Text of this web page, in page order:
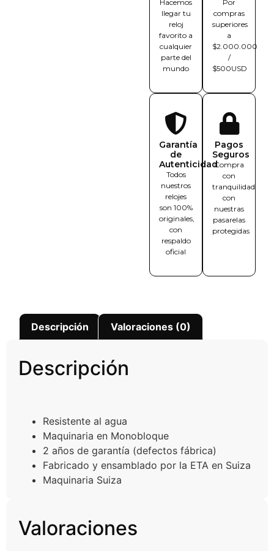
Hacemos
llegar tu
reloj
favorito a
cualquier
parte del
mundo
Por
compras
superiores
a
$2.000.000
/
$500USD
Garantía
de
Autenticidad
Todos
nuestros
relojes
son 100%
originales,
con
respaldo
oficial
Pagos
Seguros
Compra
con
tranquilidad
con
nuestras
pasarelas
protegidas
Descripción Valoraciones (0)
Descripción
Resistente al agua
Maquinaria en Monobloque
2 años de garantía (defectos fábrica)
Fabricado y ensamblado por la ETA en Suiza
Maquinaria Suiza
Valoraciones